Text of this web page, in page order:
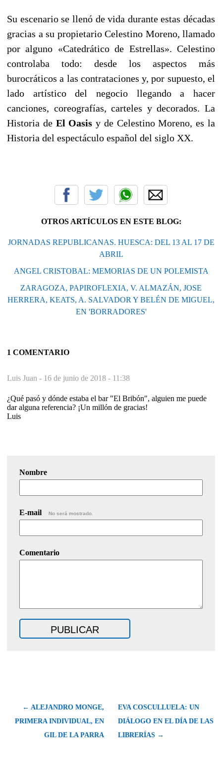
Su escenario se llenó de vida durante estas décadas
gracias a su propietario Celestino Moreno, llamado
por alguno «Catedrático de Estrellas». Celestino
controlaba todo: desde los aspectos más
burocráticos a las contrataciones y, por supuesto, el
lado artístico del negocio llegando a hacer
canciones, coreografías, carteles y decorados. La
Historia de El Oasisy de Celestino Moreno, es la
Historia del espectáculo español del siglo XX.
OTROS ARTÍCULOS EN ESTE BLOG:
JORNADAS REPUBLICANAS. HUESCA: DEL 13 AL 17 DE
ABRIL
ANGEL CRISTOBAL: MEMORIAS DE UN POLEMISTA
ZARAGOZA, PAPIROFLEXIA, V. ALMAZÁN, JOSE
HERRERA, KEATS, A. SALVADOR Y BELÉN DE MIGUEL,
EN 'BORRADORES'
1 COMENTARIO
Luis Juan - 16 de junio de 2018 - 11:38
¿Qué pasó y dónde estaba el bar "El Bribón", alguien me puede
dar alguna referencia? ¡Un millón de gracias!
Luis
Nombre
E-mail No será mostrado.
Comentario
← ALEJANDRO MONGE,
PRIMERA INDIVIDUAL, EN
GIL DE LA PARRA
EVA COSCULLUELA: UN
DIÁLOGO EN EL DÍA DE LAS
LIBRERÍAS →